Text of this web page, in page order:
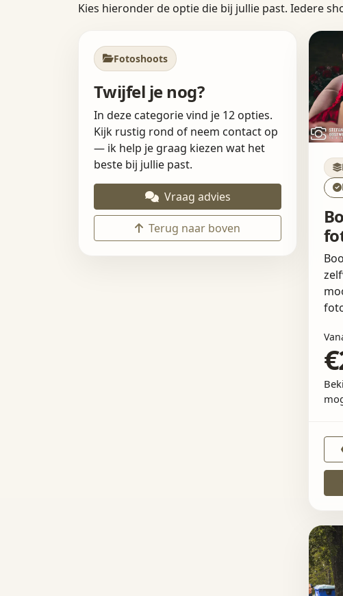
Kies hieronder de optie die bij jullie past. Iedere
Fotoshoots
Twijfel je nog?
In deze categorie vind je 12 opties.
Kijk rustig rond of neem contact op
— ik help je graag kiezen wat het
beste bij jullie past.
Vraag advies
Terug naar boven